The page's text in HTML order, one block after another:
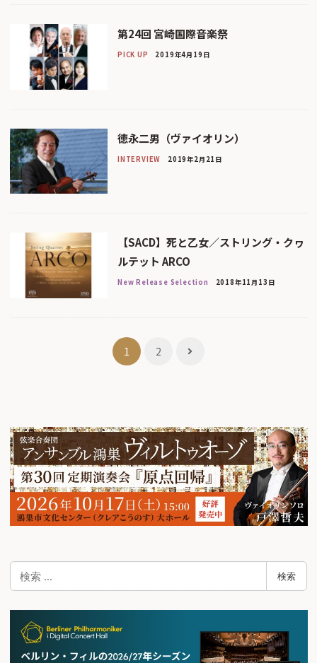
第24回 宮崎国際音楽祭
PICK UP 2019年4月19日
徳永二男（ヴァイオリン）
INTERVIEW 2019年2月21日
【SACD】死と乙女／ストリング・クヮ
ルテット ARCO
New Release Selection 2018年11月13日
ゲ
ー
シ
ョ
ン
1 2
検
索
検索